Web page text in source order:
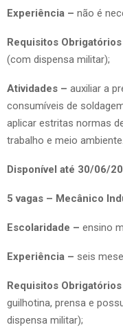
Experiência – não é
Requisitos Obrigatórios
(com dispensa militar);
Atividades – auxiliar a
consumíveis de
aplicar estritas normas
trabalho e meio ambiente.
Disponível até 30/06/
5 vagas – Mecânico
Escolaridade – ensino
Experiência – seis
Requisitos Obrigatórios
guilhotina, prensa e
dispensa militar);